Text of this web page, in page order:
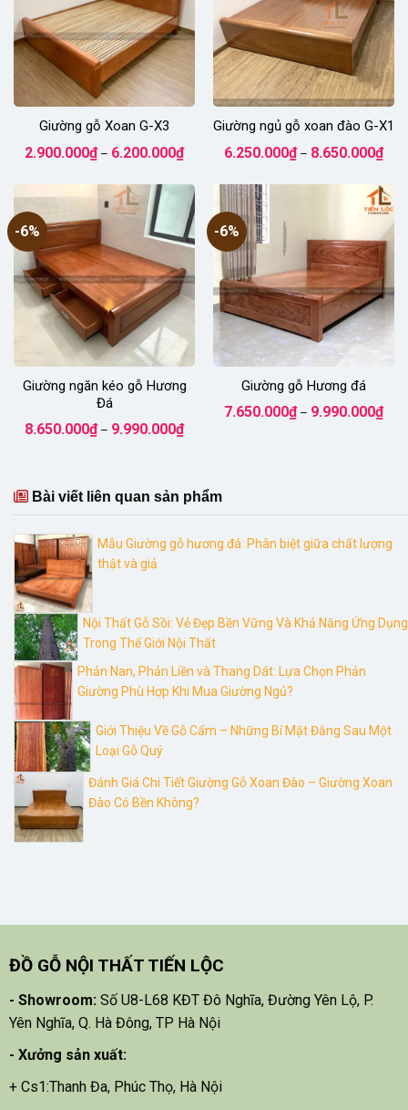
Giường gỗ Xoan G-X3
2.900.000₫ – 6.200.000₫Khoảng
giá:
2.900.000₫
đến
6.200.000₫
Giường ngủ gỗ xoan đào G-X1
6.250.000₫ – 8.650.000₫giá:
đến
-6%
Giường ngăn kéo gỗ Hương
Đá
8.650.000₫ – 9.990.000₫Khoảng
giá:
-6%
Giường gỗ Hương đá
7.650.000₫ – 9.990.000₫giá:
Bài viết liên quan sản phẩm
Mẫu Giường gỗ hương đá: Phân biệt giữa chất lượng
thật và giả
Nội Thất Gỗ Sồi: Vẻ Đẹp Bền Vững Và Khả Năng Ứng Dụng
Trong Thế Giới Nội Thất
Phản Nan, Phản Liền và Thang Dát: Lựa Chọn Phản
Giường Phù Hợp Khi Mua Giường Ngủ?
Giới Thiệu Về Gỗ Cẩm – Những Bí Mật Đằng Sau Một
Loại Gỗ Quý
Đánh Giá Chi Tiết Giường Gỗ Xoan Đào – Giường Xoan
Đào Có Bền Không?
ĐỒ GỖ NỘI THẤT TIẾN LỘC
- Showroom: Số U8-L68 KĐT Đô Nghĩa, Đường Yên Lộ, P.
Yên Nghĩa, Q. Hà Đông, TP Hà Nội
- Xưởng sản xuất:
+ Cs1:Thanh Đa, Phúc Thọ, Hà Nội